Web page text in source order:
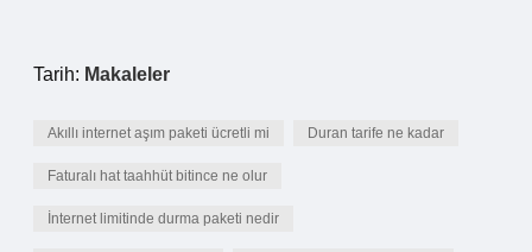
Tarih: Makaleler
Akıllı internet aşım paketi ücretli mi Duran tarife ne kadar
Faturalı hat taahhüt bitince ne olur
İnternet limitinde durma paketi nedir